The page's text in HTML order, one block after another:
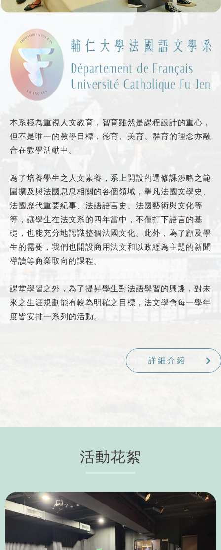
本系極為重視人文教育，智育雖然是課程設計的重心，
但不是唯一的教學目標，德育、美育、群育的理念亦融
合在教學活動中。
為了培養學生之人文素養，系上開設的選修課涉略之範
圍擴及與法國息息相關的各個領域，舉凡法國文學史、
法國歷代重要紀事、法語語言史、法國藝術與文化等
等，讓學生在法文系的四年當中，不僅打下語言的基
礎，也能充分地認識整個法國文化。此外，為了顧及學
生的需要，我們也開設商用法文和以政經為主題的新聞
導讀等商業取向的課程。
課堂學習之外，為了提昇學生對法語學習的興趣，對未
來之生涯規劃能有較為明確之目標，法文學會每一學年
度皆安排一系列的活動。
詳細介紹
活動花絮